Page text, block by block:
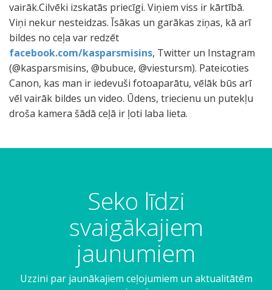
vairāk.Cilvēki izskatās priecīgi. Viņiem viss ir kārtībā.
Viņi nekur nesteidzas. Īsākas un garākas ziņas, kā arī
bildes no ceļa var redzēt
facebook.com/kasparsmisins, Twitter un Instagram
(@kasparsmisins, @bubuce, @viestursm). Pateicoties
Canon, kas man ir iedevuši fotoaparātu, vēlāk būs arī
vēl vairāk bildes un video. Ūdens, triecienu un putekļu
droša kamera šādā ceļā ir ļoti laba lieta.
Seko līdzi
svaigākajiem
jaunumiem
Uzzini par jaunākajiem ceļojumiem un aktualitātēm